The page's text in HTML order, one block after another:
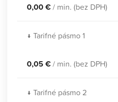
0,00 €/ min. (bez DPH)
↓ Tarifné pásmo 1
0,05 €/ min. (bez DPH)
↓ Tarifné pásmo 2